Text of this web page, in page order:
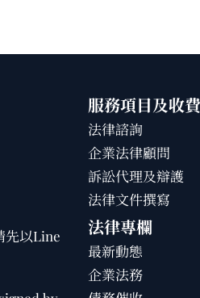
先以Line
服務項目及收費
法律諮詢
企業法律顧問
訴訟代理及辯護
法律文件撰寫
法律專欄
最新動態
企業法務